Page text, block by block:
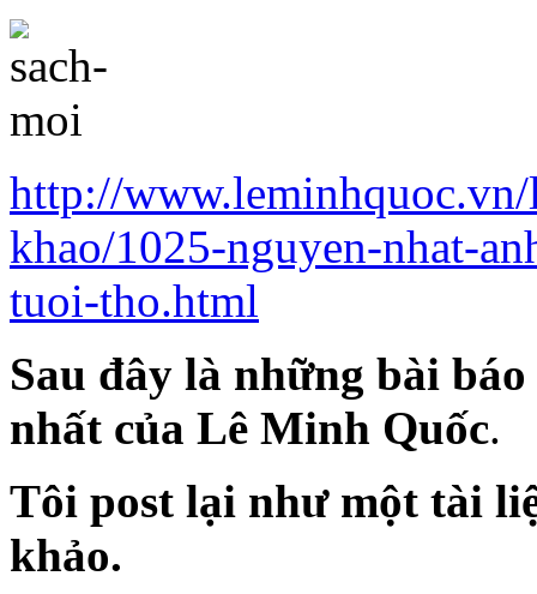
http://
khao/1025-nguyen-nhat-
tuoi-tho.html
Sau đây là những bài
nhất của Lê Minh Quốc.
Tôi post lại như một tài
khảo.